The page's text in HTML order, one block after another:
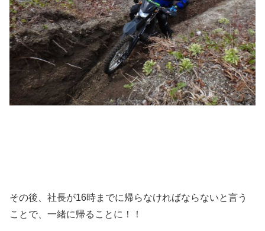
その後、社長が16時までに帰らなければならないと言う
ことで、一緒に帰ることに！！